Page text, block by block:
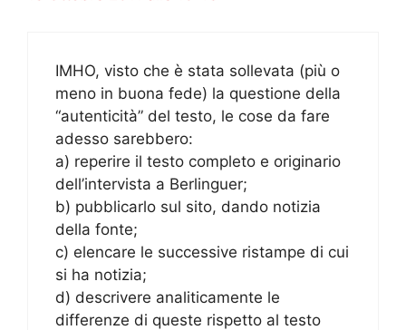
IMHO, visto che è stata sollevata (più o
meno in buona fede) la questione della
“autenticità” del testo, le cose da fare
adesso sarebbero:
a) reperire il testo completo e originario
dell’intervista a Berlinguer;
b) pubblicarlo sul sito, dando notizia
della fonte;
c) elencare le successive ristampe di cui
si ha notizia;
d) descrivere analiticamente le
differenze di queste rispetto al testo